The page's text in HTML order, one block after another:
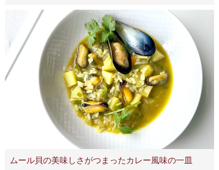
ムール貝の美味しさがつまったカレー風味の一皿